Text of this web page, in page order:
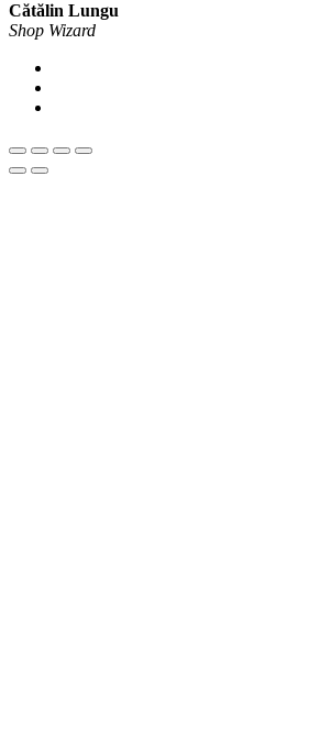
Cătălin Lungu
Shop Wizard